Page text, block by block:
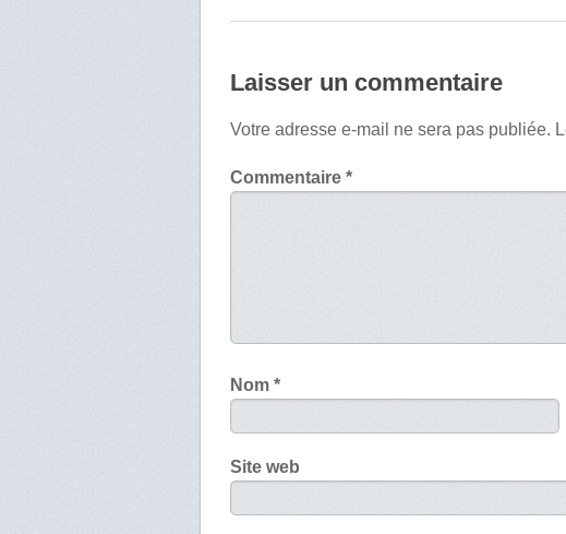
Laisser un commentaire
Votre adresse e-mail ne sera pas publiée.
Commentaire*
Nom*
Site web